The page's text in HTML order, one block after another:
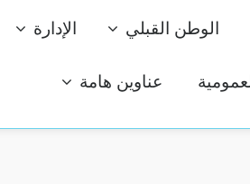
الوطن القبلي الإدارة
عناوين هامة